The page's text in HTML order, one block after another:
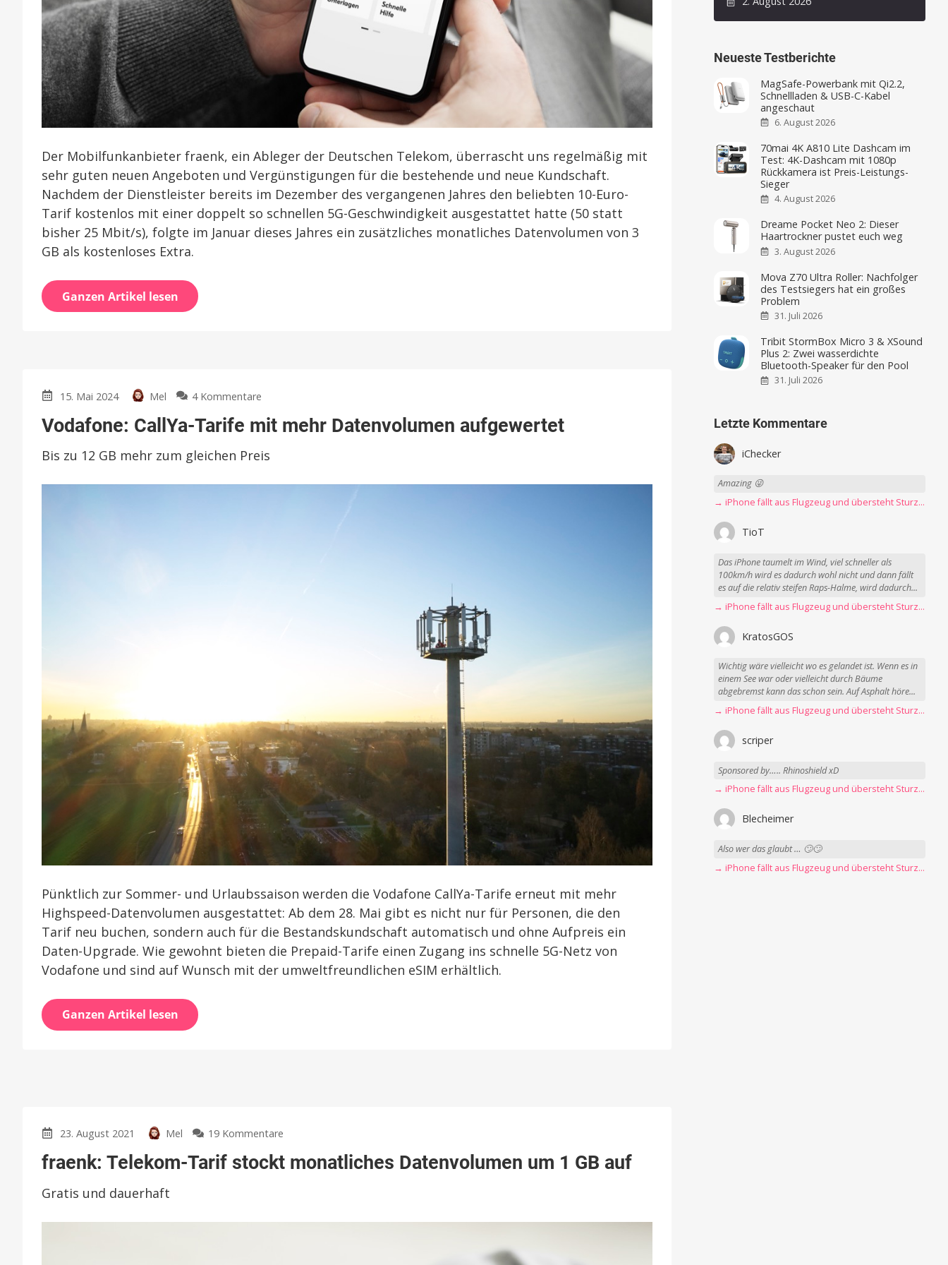
Der Mobilfunkanbieter fraenk, ein Ableger der Deutschen Telekom, überrascht uns regelmäßig mit
sehr guten neuen Angeboten und Vergünstigungen für die bestehende und neue Kundschaft.
Nachdem der Dienstleister bereits im Dezember des vergangenen Jahres den beliebten 10-Euro-
Tarif kostenlos mit einer doppelt so schnellen 5G-Geschwindigkeit ausgestattet hatte (50 statt
bisher 25 Mbit/s), folgte im Januar dieses Jahres ein zusätzliches monatliches Datenvolumen von 3
GB als kostenloses Extra.
Ganzen Artikel lesen
15. Mai 2024 Mel 4 Kommentare
CallYa-
mit
Datenvolumen
Vodafone: CallYa-Tarife mit mehr Datenvolumen aufgewertet
Bis zu 12 GB mehr zum gleichen Preis
Pünktlich zur Sommer- und Urlaubssaison werden die Vodafone CallYa-Tarife erneut mit mehr
Highspeed-Datenvolumen ausgestattet: Ab dem 28. Mai gibt es nicht nur für Personen, die den
Tarif neu buchen, sondern auch für die Bestandskundschaft automatisch und ohne Aufpreis ein
Daten-Upgrade. Wie gewohnt bieten die Prepaid-Tarife einen Zugang ins schnelle 5G-Netz von
Vodafone und sind auf Wunsch mit der umweltfreundlichen eSIM erhältlich.
Ganzen Artikel lesen
23. August 2021 Mel 19 Kommentare
Telekom-
Datenvolumen
fraenk: Telekom-Tarif stockt monatliches Datenvolumen um 1 GB auf
Gratis und dauerhaft
Neueste Testberichte
MagSafe-Powerbank mit Qi2.2,
Schnellladen & USB-C-Kabel
angeschaut
6. August 2026
70mai 4K A810 Lite Dashcam im
Test: 4K-Dashcam mit 1080p
Rückkamera ist Preis-Leistungs-
Sieger
4. August 2026
Dreame Pocket Neo 2: Dieser
Haartrockner pustet euch weg
3. August 2026
Mova Z70 Ultra Roller: Nachfolger
des Testsiegers hat ein großes
Problem
31. Juli 2026
Tribit StormBox Micro 3 & XSound
Plus 2: Zwei wasserdichte
Bluetooth-Speaker für den Pool
31. Juli 2026
Letzte Kommentare
iChecker
Amazing 😜
→ iPhone fällt aus Flugzeug und übersteht Sturz unbeschadet
TioT
Das iPhone taumelt im Wind, viel schneller als
100km/h wird es dadurch wohl nicht und dann fällt
es auf die relativ steifen Raps-Halme, wird dadurch...
→ iPhone fällt aus Flugzeug und übersteht Sturz unbeschadet
KratosGOS
Wichtig wäre vielleicht wo es gelandet ist. Wenn es in
einem See war oder vielleicht durch Bäume
abgebremst kann das schon sein. Auf Asphalt höre...
→ iPhone fällt aus Flugzeug und übersteht Sturz unbeschadet
scriper
Sponsored by….. Rhinoshield xD
→ iPhone fällt aus Flugzeug und übersteht Sturz unbeschadet
Blecheimer
Also wer das glaubt … 🙄🙄
→ iPhone fällt aus Flugzeug und übersteht Sturz unbeschadet